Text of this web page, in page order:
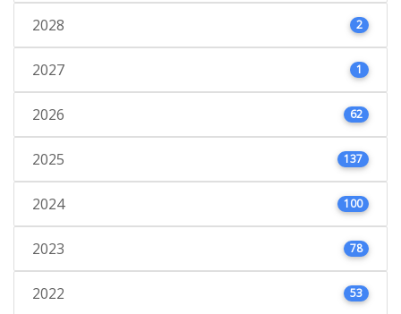
2028 2
2027 1
2026 62
2025 137
2024 100
2023 78
2022 53